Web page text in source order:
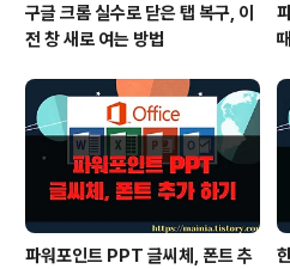
구글 크롬 실수로 닫은 탭 복구, 이
전 창 새로 여는 방법
파워포인트 PPT 글씨체, 폰트 추